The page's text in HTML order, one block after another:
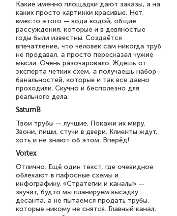
Какие именно площадки дают заказы, а на
каких просто картинки красивые. Нет,
вместо этого — вода водой, общие
рассуждения, которые и в девяностые
годы были известны. Создаётся
впечатление, что человек сам никогда труб
не продавал, а просто пересказал чужие
мысли. Очень разочаровало. Ждешь от
эксперта четких схем, а получаешь набор
банальностей, которые и так все давно
проходили. Скучно и бесполезно для
реального дела.
SaturnB
Твои трубы — лучшие. Покажи их миру.
Звони, пиши, стучи в двери. Клиенты ждут,
хоть и не знают об этом. Вперёд!
Vortex
Отлично. Ещё один текст, где очевидное
облекают в пафосные схемы и
инфографику. «Стратегии и каналы» —
звучит, будто мы планируем высадку
десанта, а не пытаемся продать трубы,
которые никому не снятся. Главный канал,